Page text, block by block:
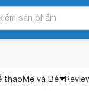
thaoMẹ và Bé